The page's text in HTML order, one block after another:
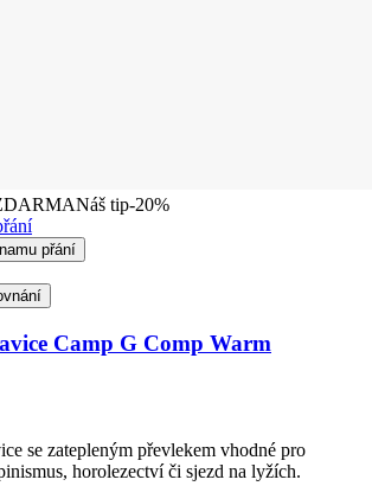
Náš tip-20%
přání
Camp G Comp Warm
se zatepleným převlekem vhodné pro
horolezectví či sjezd na lyžích.